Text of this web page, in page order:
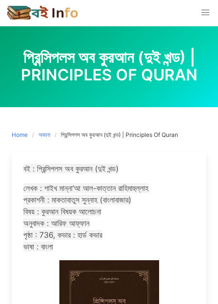
Skip
to
content
প্রিন্সিপলস অব কুরআন (দুই খন্ড) |
PRINCIPLES OF QURAN
Home অজানা প্রিন্সিপলস অব কুরআন (দুই খন্ড) | Principles Of Quran
বই : প্রিন্সিপলস অব কুরআন (দুই খন্ড)
লেখক : শাইখ মান্না‘আ আল-কাত্তান রাহিমাহুল্লাহ
প্রকাশনী : মাকতাবাতুস সুন্নাহ (বাংলাবাজার)
বিষয় : কুরআন বিষয়ক আলোচনা
অনুবাদক : আরিফ আফ্ফান
পৃষ্ঠা : 736, কভার : হার্ড কভার
ভাষা : বাংলা